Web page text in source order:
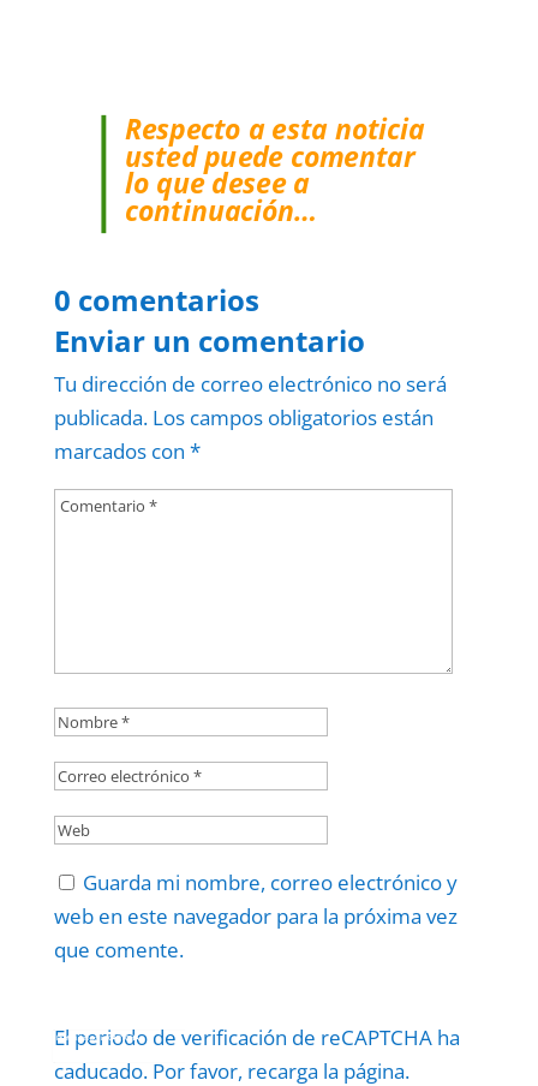
Respecto a esta noticia
usted puede comentar
lo que desee a
continuación…
0 comentarios
Enviar un comentario
Tu dirección de correo electrónico no será
publicada. Los campos obligatorios están
marcados con *
Guarda mi nombre, correo electrónico y
web en este navegador para la próxima vez
que comente.
El periodo de verificación de reCAPTCHA ha
caducado. Por favor, recarga la página.
Protegidos porreCAPTCHA
Politica–